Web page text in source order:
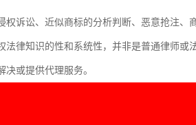
权诉讼、近似商标的分析判断、恶意抢注
法律知识的性和系统性，并非是普通律师
或提供代理服务。